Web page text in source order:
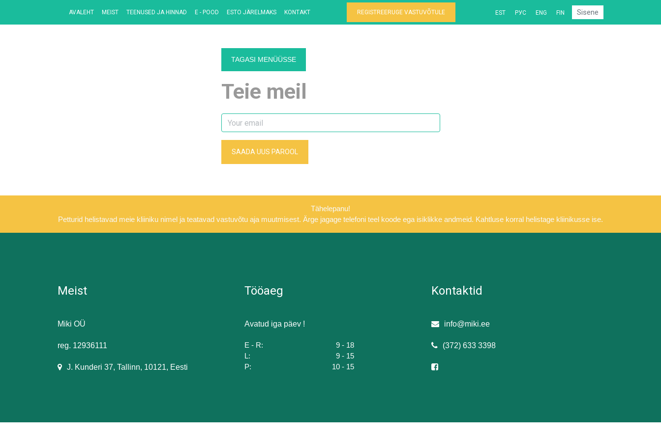
AVALEHT MEIST TEENUSED JA HINNAD E - POOD ESTO JÄRELMAKS KONTAKT REGISTREERUGE VASTUVÕTULE EST РУС ENG FIN Sisene
TAGASI MENÜÜSSE
Teie meil
SAADA UUS PAROOL
Tähelepanu!
Petturid helistavad meie kliiniku nimel ja teatavad vastuvõtu aja muutmisest. Ärge jagage telefoni teel koode ega isiklikke andmeid. Kahtluse korral helistage kliinikusse ise.
Meist
Miki OÜ
reg. 12936111
J. Kunderi 37, Tallinn, 10121, Eesti
Tööaeg
Avatud iga päev !
E - R:
9 - 18
L:
9 - 15
P:
10 - 15
Kontaktid
info@miki.ee
(372) 633 3398